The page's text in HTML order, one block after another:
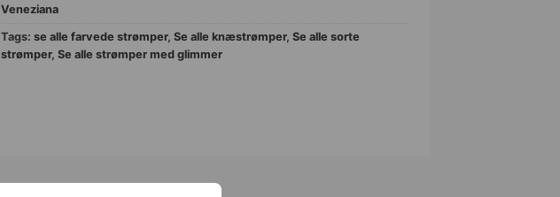
Veneziana
Tags: se alle farvede strømper, Se alle knæstrømper, Se alle sorte
strømper, Se alle strømper med glimmer